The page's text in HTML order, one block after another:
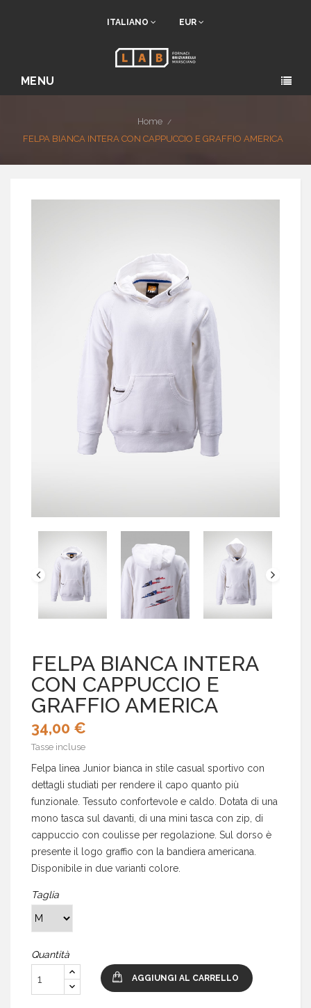
ITALIANO EUR
MENU
Home
FELPA BIANCA INTERA CON CAPPUCCIO E GRAFFIO AMERICA
FELPA BIANCA INTERA
CON CAPPUCCIO E
GRAFFIO AMERICA
34,00 €
Tasse incluse
Felpa linea Junior bianca in stile casual sportivo con
dettagli studiati per rendere il capo quanto più
funzionale. Tessuto confortevole e caldo. Dotata di una
mono tasca sul davanti, di una mini tasca con zip, di
cappuccio con coulisse per regolazione. Sul dorso è
presente il logo graffio con la bandiera americana.
Disponibile in due varianti colore.
Taglia
Quantità
AGGIUNGI AL CARRELLO